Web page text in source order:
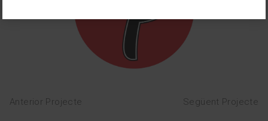
Anterior Projecte Següent Projecte